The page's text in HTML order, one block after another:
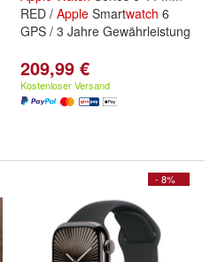
RED / Apple Smartwatch 6
GPS / 3 Jahre Gewährleistung
209,99 €
Kostenloser Versand
- 8%